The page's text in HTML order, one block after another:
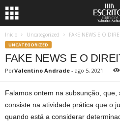
Início Uncategorized FAKE NEWS E O
UNCATEGORIZED
FAKE NEWS E O
PorValentino Andrade - ago 5, 2021
Falamos ontem na subsunção, que,
consiste na atividade prática que o
quando está a considerar